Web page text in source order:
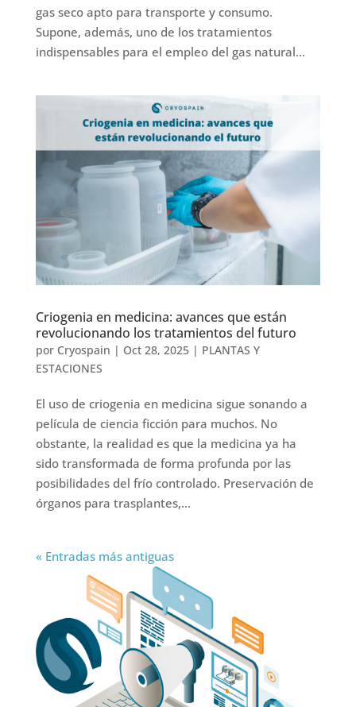
gas seco apto para transporte y consumo.
Supone, además, uno de los tratamientos
indispensables para el empleo del gas natural...
Criogenia en medicina: avances que están
revolucionando los tratamientos del futuro
por Cryospain | Oct 28, 2025| PLANTAS Y
ESTACIONES
El uso de criogenia en medicina sigue sonando a
película de ciencia ficción para muchos. No
obstante, la realidad es que la medicina ya ha
sido transformada de forma profunda por las
posibilidades del frío controlado. Preservación de
órganos para trasplantes,...
« Entradas más antiguas